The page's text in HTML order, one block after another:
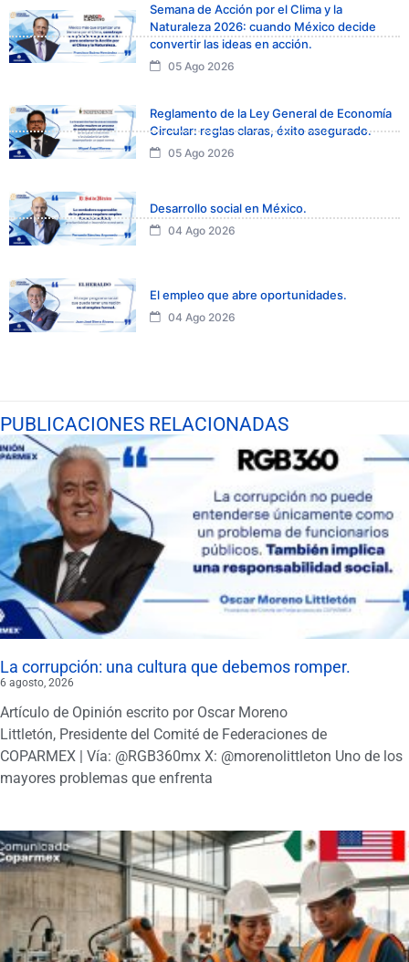
Semana de Acción por el Clima y la
Naturaleza 2026: cuando México decide
convertir las ideas en acción.
05 Ago 2026
Reglamento de la Ley General de Economía
Circular: reglas claras, éxito asegurado.
05 Ago 2026
Desarrollo social en México.
04 Ago 2026
El empleo que abre oportunidades.
04 Ago 2026
PUBLICACIONES RELACIONADAS
La corrupción: una cultura que debemos romper.
6 agosto, 2026
Artículo de Opinión escrito por Oscar Moreno
Littletón, Presidente del Comité de Federaciones de
COPARMEX | Vía: @RGB360mx X: @morenolittleton Uno de los
mayores problemas que enfrenta